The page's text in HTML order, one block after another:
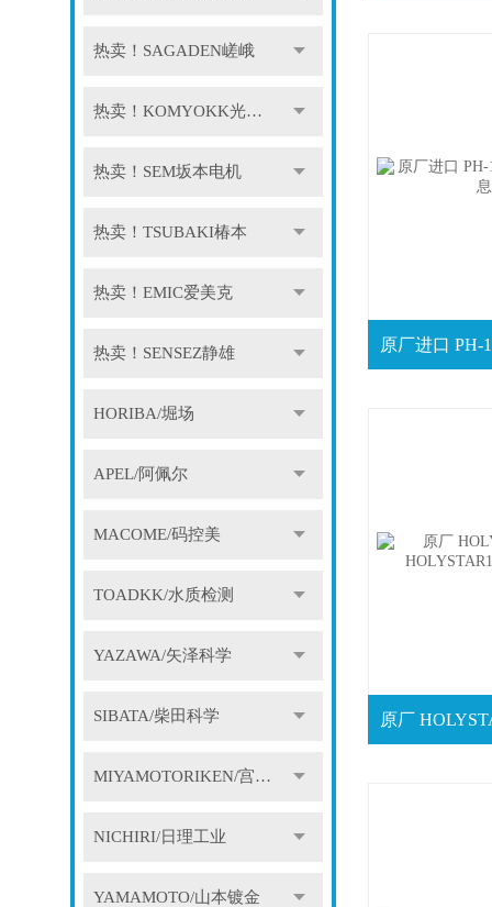
热卖！SAGADEN嵯峨
热卖！KOMYOKK光明理化
热卖！SEM坂本电机
热卖！TSUBAKI椿本
热卖！EMIC爱美克
热卖！SENSEZ静雄
HORIBA/堀场
APEL/阿佩尔
MACOME/码控美
TOADKK/水质检测
YAZAWA/矢泽科学
SIBATA/柴田科学
MIYAMOTORIKEN/宫本理研
NICHIRI/日理工业
YAMAMOTO/山本镀金